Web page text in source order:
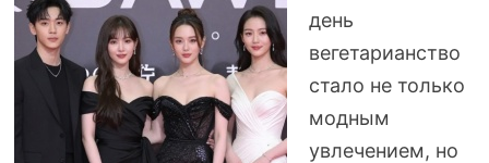
день
вегетарианство
стало не только
модным
увлечением, но